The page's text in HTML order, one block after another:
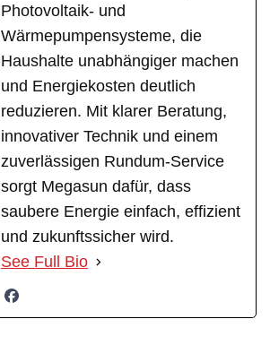
Photovoltaik- und
Wärmepumpensysteme, die
Haushalte unabhängiger machen
und Energiekosten deutlich
reduzieren. Mit klarer Beratung,
innovativer Technik und einem
zuverlässigen Rundum-Service
sorgt Megasun dafür, dass
saubere Energie einfach, effizient
und zukunftssicher wird.
See Full Bio